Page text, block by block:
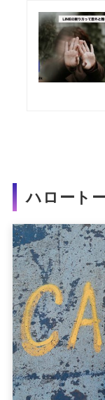
ハロート